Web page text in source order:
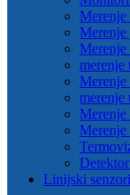
Merenje
Merenje
Merenje
merenje
Merenje
merenje
Merenje
Linijski senzori